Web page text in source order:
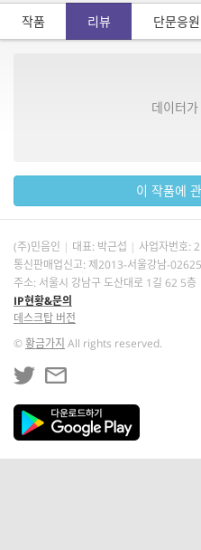
작품 리뷰 단문응원
데이터
이 작품에
(주)민음인 대표: 박근섭 사업자번호:
통신판매업신고: 제2013-서울강남-
주소: 서울시 강남구 도산대로 1길 62 5층
IP현황&문의
데스크탑 버전
©황금가지 All rights reserved.